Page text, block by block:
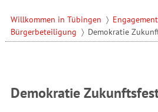
Willkommen in Tübingen
Bürgerbeteiligung
Demokratie
Demokratie